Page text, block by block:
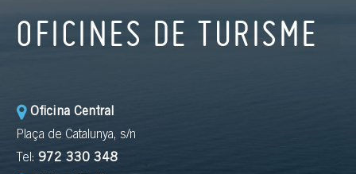
OFICINES DE TURISME
Oficina Central
Plaça de Catalunya, s/n
Tel: 972 330 348